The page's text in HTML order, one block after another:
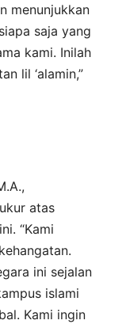
menunjukkan
saja yang
kami. Inilah
lil ‘alamin,”
atas
“Kami
ini sejalan
islami
Kami ingin